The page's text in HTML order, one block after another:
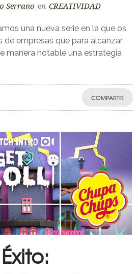
Serrano en CREATIVIDAD
una nueva serie en la que os
de empresas que para alcanzar
manera notable una estrategia
COMPARTIR